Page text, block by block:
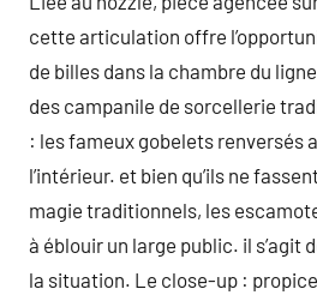
cette articulation offre
de billes dans la chambre du
des campanile de sorcellerie
: les fameux gobelets renversés
l’intérieur. et bien qu’ils ne
magie traditionnels, les
à éblouir un large public. il s’agit
la situation. Le close-up :